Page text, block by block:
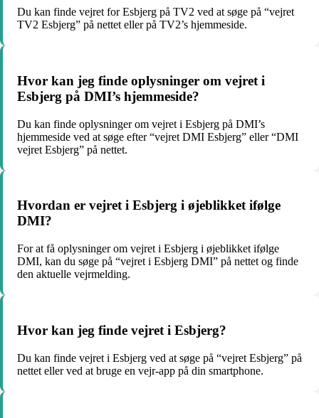
Du kan finde vejret for Esbjerg på TV2 ved at søge på “vejret
TV2 Esbjerg” på nettet eller på TV2’s hjemmeside.
Hvor kan jeg finde oplysninger om vejret i
Esbjerg på DMI’s hjemmeside?
Du kan finde oplysninger om vejret i Esbjerg på DMI’s
hjemmeside ved at søge efter “vejret DMI Esbjerg” eller “DMI
vejret Esbjerg” på nettet.
Hvordan er vejret i Esbjerg i øjeblikket ifølge
DMI?
For at få oplysninger om vejret i Esbjerg i øjeblikket ifølge
DMI, kan du søge på “vejret i Esbjerg DMI” på nettet og finde
den aktuelle vejrmelding.
Hvor kan jeg finde vejret i Esbjerg?
Du kan finde vejret i Esbjerg ved at søge på “vejret Esbjerg” på
nettet eller ved at bruge en vejr-app på din smartphone.